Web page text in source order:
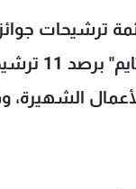
ترشيحات جوائز
برصد 12 ترشيحا لكل